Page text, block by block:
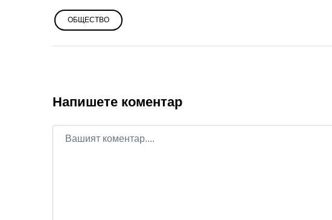
ОБЩЕСТВО
Напишете коментар